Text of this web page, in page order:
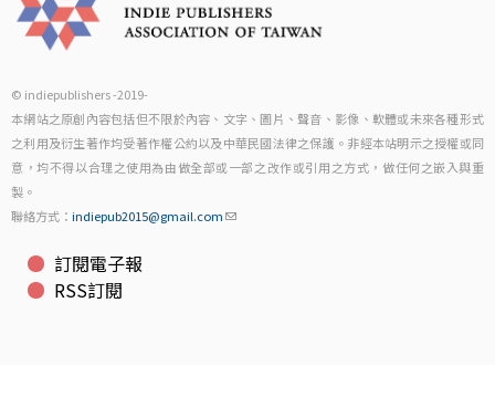
© indiepublishers -2019-
本網站之原創內容包括但不限於內容、文字、圖片、聲音、影像、軟體或未來各種形式
之利用及衍生著作均受著作權公約以及中華民國法律之保護。非經本站明示之授權或同
意，均不得以合理之使用為由做全部或一部之改作或引用之方式，做任何之嵌入與重
製。
聯絡方式： indiepub2015@gmail.com
訂閱電子報
RSS訂閱